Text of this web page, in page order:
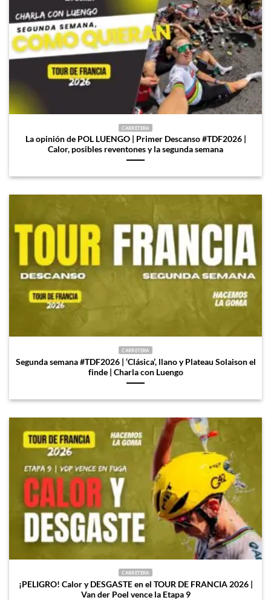
CARRETERA
La opinión de POL LUENGO | Primer Descanso #TDF2026 |
Calor, posibles reventones y la segunda semana
CARRETERA
Segunda semana #TDF2026 | ‘Clásica’, llano y Plateau Solaison el
finde | Charla con Luengo
CARRETERA
¡PELIGRO! Calor y DESGASTE en el TOUR DE FRANCIA 2026 |
Van der Poel vence la Etapa 9